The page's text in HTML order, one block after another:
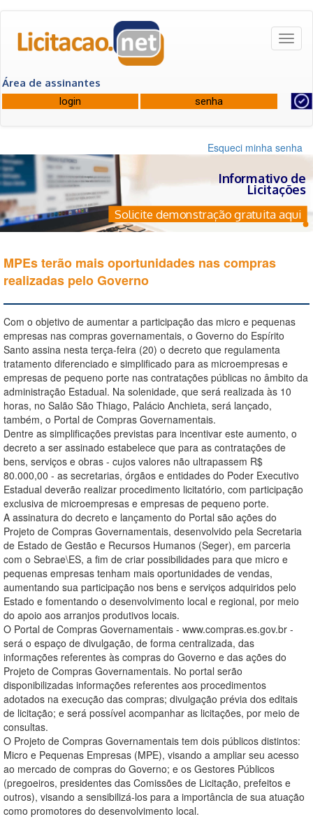
Área de assinantes
Esqueci minha senha
Informativo de
Licitações
Solicite demonstração gratuita aqui
MPEs terão mais oportunidades nas compras
realizadas pelo Governo
Com o objetivo de aumentar a participação das micro e pequenas
empresas nas compras governamentais, o Governo do Espírito
Santo assina nesta terça-feira (20) o decreto que regulamenta
tratamento diferenciado e simplificado para as microempresas e
empresas de pequeno porte nas contratações públicas no âmbito da
administração Estadual. Na solenidade, que será realizada às 10
horas, no Salão São Thiago, Palácio Anchieta, será lançado,
também, o Portal de Compras Governamentais.
Dentre as simplificações previstas para incentivar este aumento, o
decreto a ser assinado estabelece que para as contratações de
bens, serviços e obras - cujos valores não ultrapassem R$
80.000,00 - as secretarias, órgãos e entidades do Poder Executivo
Estadual deverão realizar procedimento licitatório, com participação
exclusiva de microempresas e empresas de pequeno porte.
A assinatura do decreto e lançamento do Portal são ações do
Projeto de Compras Governamentais, desenvolvido pela Secretaria
de Estado de Gestão e Recursos Humanos (Seger), em parceria
com o Sebrae\ES, a fim de criar possibilidades para que micro e
pequenas empresas tenham mais oportunidades de vendas,
aumentando sua participação nos bens e serviços adquiridos pelo
Estado e fomentando o desenvolvimento local e regional, por meio
do apoio aos arranjos produtivos locais.
O Portal de Compras Governamentais - www.compras.es.gov.br -
será o espaço de divulgação, de forma centralizada, das
informações referentes às compras do Governo e das ações do
Projeto de Compras Governamentais. No portal serão
disponibilizadas informações referentes aos procedimentos
adotados na execução das compras; divulgação prévia dos editais
de licitação; e será possível acompanhar as licitações, por meio de
consultas.
O Projeto de Compras Governamentais tem dois públicos distintos:
Micro e Pequenas Empresas (MPE), visando a ampliar seu acesso
ao mercado de compras do Governo; e os Gestores Públicos
(pregoeiros, presidentes das Comissões de Licitação, prefeitos e
outros), visando a sensibilizá-los para a importância de sua atuação
como promotores do desenvolvimento local.